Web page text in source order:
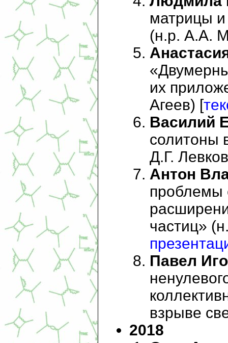
матрицы и
(н.р. А.А.
их
Агеев) [
Василий
солитоны
Д.Г.
Антон
проблемы
частиц»
Павел
взрыве
2018